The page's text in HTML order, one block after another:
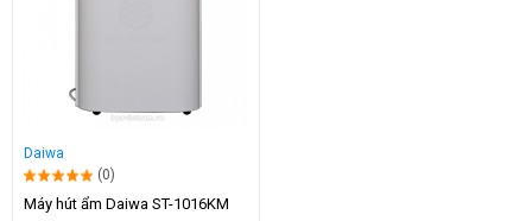
Daiwa
(0)
Máy hút ẩm Daiwa ST-1016KM